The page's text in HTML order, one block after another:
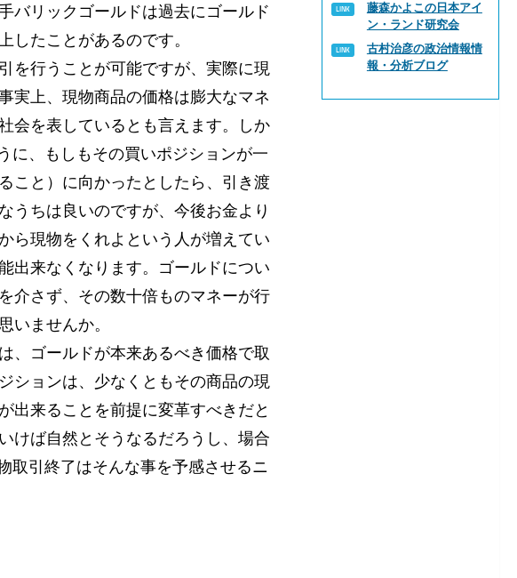
バリックゴールドは過去にゴールド
したことがあるのです。
を行うことが可能ですが、実際に現
実上、現物商品の価格は膨大なマネ
会を表しているとも言えます。しか
に、もしもその買いポジションが一
こと）に向かったとしたら、引き渡
うちは良いのですが、今後お金より
ら現物をくれよという人が増えてい
出来なくなります。ゴールドについ
介さず、その数十倍ものマネーが行
いませんか。
、ゴールドが本来あるべき価格で取
ションは、少なくともその商品の現
出来ることを前提に変革すべきだと
けば自然とそうなるだろうし、場合
取引終了はそんな事を予感させるニ
藤森かよこの日本アイ
ン・ランド研究会
古村治彦の政治情報情
報・分析ブログ